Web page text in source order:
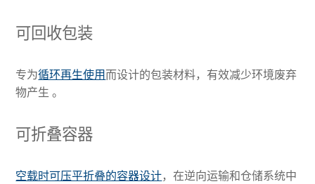
可回收包装
专为循环再生使用而设计的包装材料，有效减少环境废弃
物产生 。
可折叠容器
空载时可压平折叠的容器设计，在逆向运输和仓储系统中